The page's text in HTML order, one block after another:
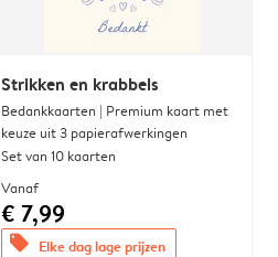
Strikken en krabbels
Bedankkaarten | Premium kaart met
keuze uit 3 papierafwerkingen
Set van 10 kaarten
Vanaf
€ 7,99
offers Elke dag lage prijzen